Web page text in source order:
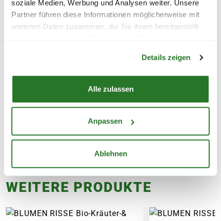
soziale Medien, Werbung und Analysen weiter. Unsere
Partner führen diese Informationen möglicherweise mit
weiteren Daten zusammen, die Sie ihnen bereitgestellt
Details zeigen
Alle zulassen
Anpassen
Ablehnen
FLORAGARD Anzuchterde
'Professional LightMix', 1x20
L
BLUMEN
Aussaaterde,
3,99
WEITERE PRODUKTE